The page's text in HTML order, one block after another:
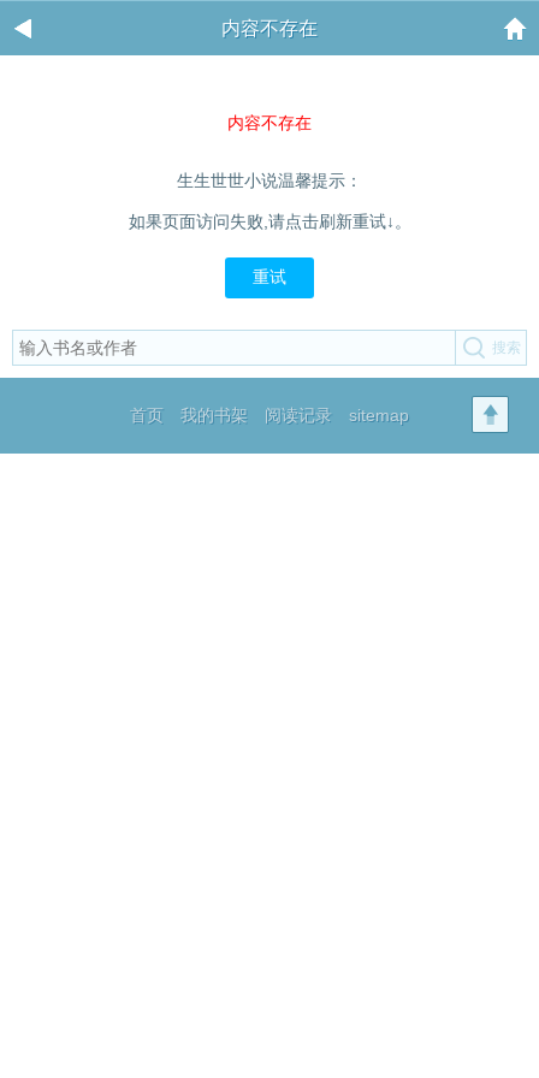
内容不存在
内容不存在
生生世世小说温馨提示：
如果页面访问失败,请点击刷新重试↓。
重试
首页 我的书架 阅读记录 sitemap